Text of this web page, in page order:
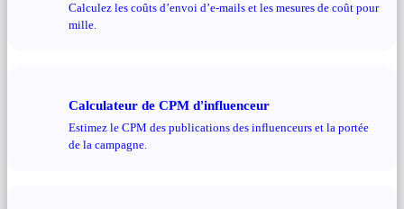
Calculez les coûts d’envoi d’e-mails et les mesures de coût pour
mille.
Calculateur de CPM d'influenceur
Estimez le CPM des publications des influenceurs et la portée
de la campagne.